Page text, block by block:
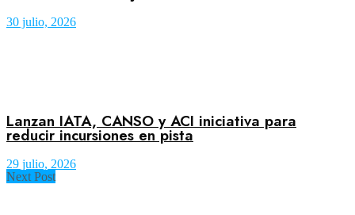
30 julio, 2026
Lanzan IATA, CANSO y ACI iniciativa para
reducir incursiones en pista
29 julio, 2026
Next Post